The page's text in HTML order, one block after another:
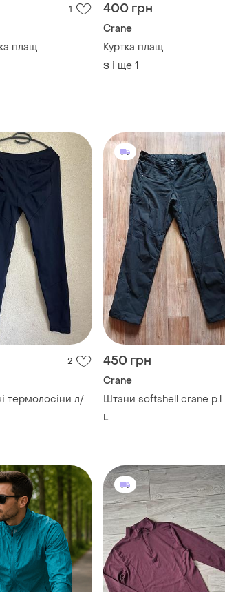
1
плащ
400 грн
Crane
Куртка плащ
S і ще 1
2
термолосіни л/
450 грн
Crane
Штани softshell crane p.l
L